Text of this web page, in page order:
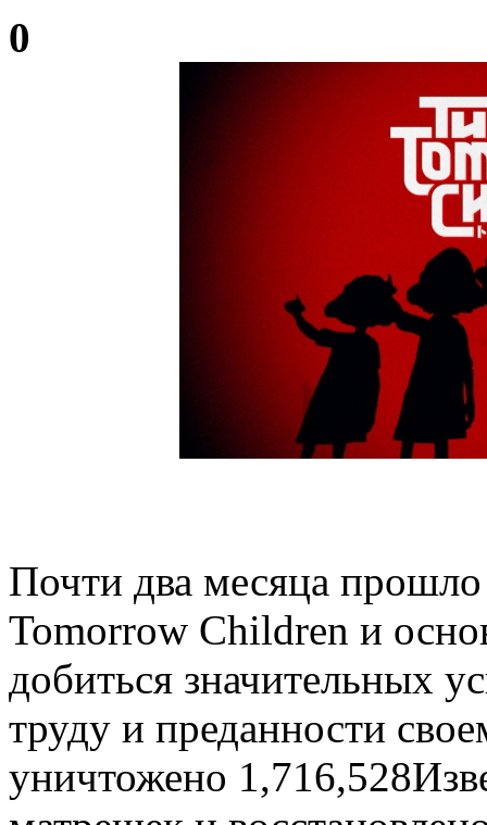
0
Почти два месяца
Tomorrow Children и
добиться значительных
труду и преданности
уничтожено